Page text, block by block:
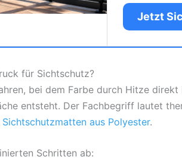
Jetzt
für Sichtschutz?
bei dem Farbe durch Hitze
entsteht. Der Fachbegriff lautet
aus Polyester.
Schritten ab: